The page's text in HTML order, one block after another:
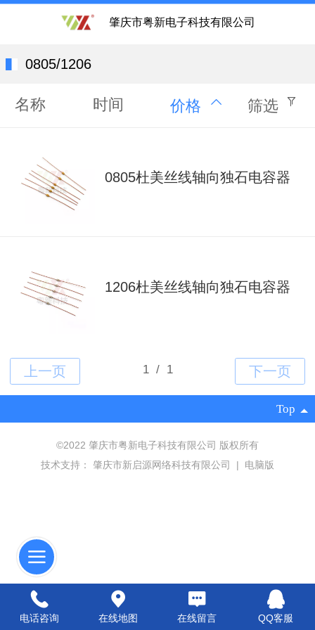
肇庆市粤新电子科技有限公司
0805/1206
名称 时间 价格 筛选
0805杜美丝线轴向独石电容器
1206杜美丝线轴向独石电容器
Top
©2022 肇庆市粤新电子科技有限公司 版权所有
技术支持： 肇庆市新启源网络科技有限公司 | 电脑版
电话咨询 在线地图 在线留言 QQ客服